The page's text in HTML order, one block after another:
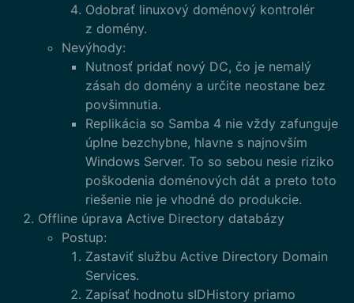
Odobrať linuxový doménový kontrolér
z domény.
Nevýhody:
Nutnosť pridať nový DC, čo je nemalý
zásah do domény a určite neostane bez
povšimnutia.
Replikácia so Samba 4 nie vždy zafunguje
úplne bezchybne, hlavne s najnovším
Windows Server. To so sebou nesie riziko
poškodenia doménových dát a preto toto
riešenie nie je vhodné do produkcie.
Offline úprava Active Directory databázy
Postup:
Zastaviť službu Active Directory Domain
Services.
Zapísať hodnotu sIDHistory priamo